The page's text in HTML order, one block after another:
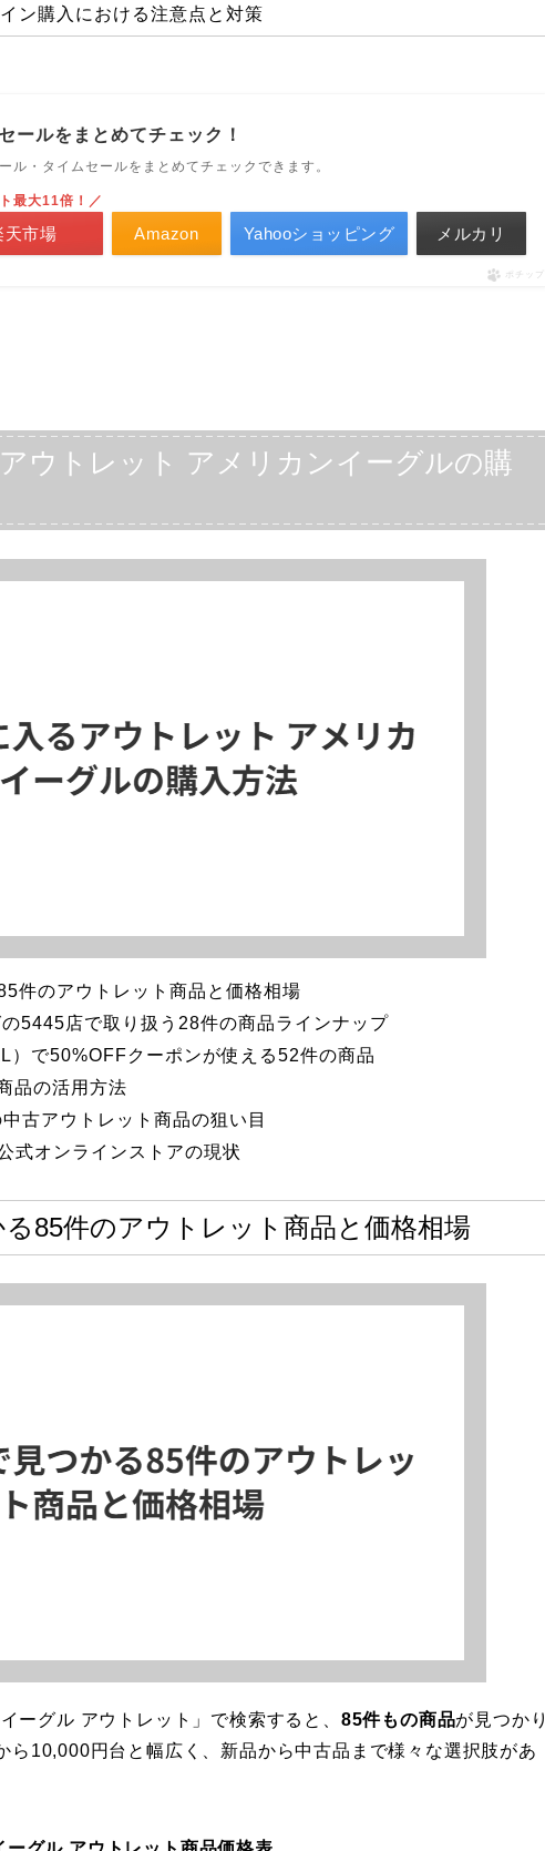
ン購入における注意点と対策
ールをまとめてチェック！
ル・タイムセールをまとめてチェックできます。
Amazon
最大11倍！／
天市場 Yahooショッピング メルカリ
ポチップ
ウトレット アメリカンイーグルの購
件のアウトレット商品と価格相場
5445店で取り扱う28件の商品ラインナップ
）で50%OFFクーポンが使える52件の商品
品の活用方法
古アウトレット商品の狙い目
式オンラインストアの現状
85件のアウトレット商品と価格相場
ーグル アウトレット」で検索すると、 85件もの商品が見つかり
ら10,000円台と幅広く、新品から中古品まで様々な選択肢があ